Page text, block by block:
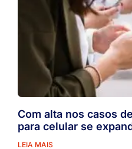
Com alta nos casos
para celular se
LEIA MAIS